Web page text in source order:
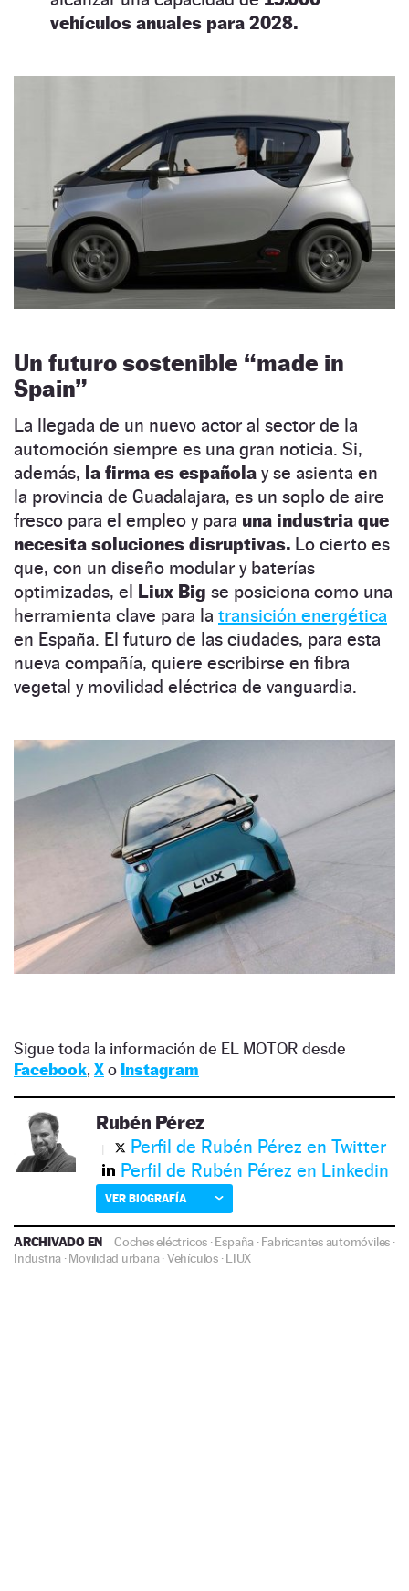
vehículos anuales para 2028.
Un futuro sostenible “made in
Spain”
La llegada de un nuevo actor al sector de la
automoción siempre es una gran noticia. Si,
además, la firma es española y se asienta en
la provincia de Guadalajara, es un soplo de aire
fresco para el empleo y para una industria que
necesita soluciones disruptivas. Lo cierto es
que, con un diseño modular y baterías
optimizadas, el Liux Big se posiciona como una
herramienta clave para la transición energética
en España. El futuro de las ciudades, para esta
nueva compañía, quiere escribirse en fibra
vegetal y movilidad eléctrica de vanguardia.
Sigue toda la información de EL MOTOR desde
Facebook, Xo Instagram
Rubén Pérez
Perfil de Rubén Pérez en Twitter
Perfil de Rubén Pérez en Linkedin
VER BIOGRAFÍA
ARCHIVADO EN Coches eléctricos ·España ·Fabricantes automóviles ·
Industria·Movilidad urbana·Vehículos·LIUX